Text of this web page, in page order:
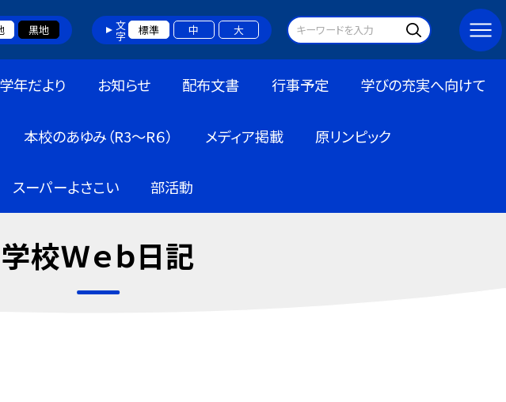
黒地 文字 標準 中 大
学年だより お知らせ 配布文書 行事予定 学びの充実へ向けて
本校のあゆみ（R3～R６） メディア掲載 原リンピック
スーパーよさこい 部活動
学校Ｗｅｂ日記